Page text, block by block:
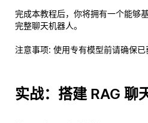
完成本教程后，你将拥有一个能够
完整聊天机器人。
注意事项: 使用专有模型前请确保已
实战：搭建 RAG 聊